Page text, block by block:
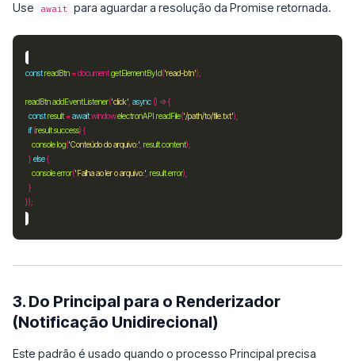
Use await para aguardar a resolução da Promise retornada.
constreadBtn = document.getElementById('read-btn'
readBtnaddEventListener('click' async
constresult =await window.electronAPI readFile('/path/to/file.txt'
if (resultsuccess
consolelog('Conteúdo do arquivo:' resultcontent
  }
else
consoleerror('Falha ao ler o arquivo:' resulterror
3. Do Principal para o Renderizador
(Notificação Unidirecional)
Este padrão é usado quando o processo Principal precisa